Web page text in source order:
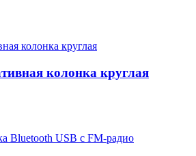
колонка круглая